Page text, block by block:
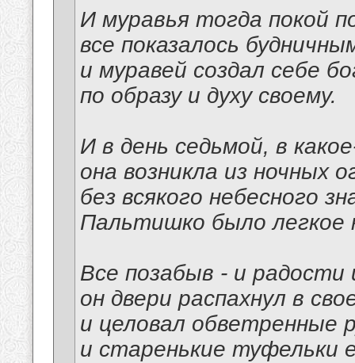
И муравья тогда покой
все показалось
и муравей создал себе
по образу и духу своему.
И в день седьмой, в
она возникла из ночных
без всякого небесного
Пальтишко было легкое
Все позабыв - и радости
он двери распахнул в
и целовал обветренные
и старенькие туфельки